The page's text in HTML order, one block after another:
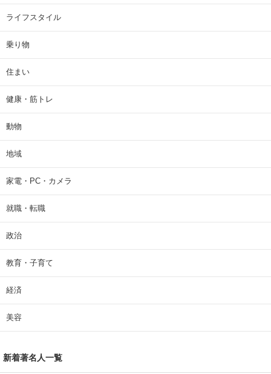
ライフスタイル
乗り物
住まい
健康・筋トレ
動物
地域
家電・PC・カメラ
就職・転職
政治
教育・子育て
経済
美容
新着著名人一覧